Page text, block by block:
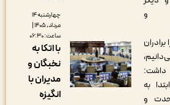
چهارشنبه ۱۴
مرداد, ۱۴۰۵ |
با اتکا به
نخبگان و
مدیران با